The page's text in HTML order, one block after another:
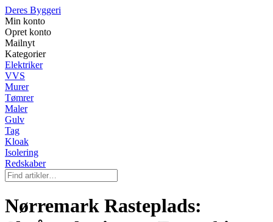
Deres Byggeri
Min konto
Opret konto
Mailnyt
Kategorier
Elektriker
VVS
Murer
Tømrer
Maler
Gulv
Tag
Kloak
Isolering
Redskaber
Nørremark Rasteplads: